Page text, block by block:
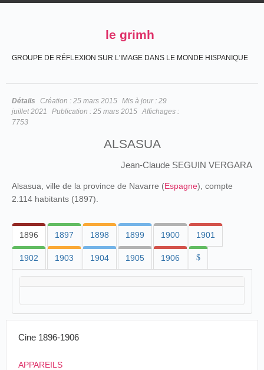
le grimh
GROUPE DE RÉFLEXION SUR L'IMAGE DANS LE MONDE HISPANIQUE
Détails Création : 25 mars 2015 Mis à jour : 29
juillet 2021
Publication : 25 mars 2015 Affichages :
7753
ALSASUA
Jean-Claude SEGUIN VERGARA
Alsasua, ville de la province de Navarre (Espagne), compte
2.114 habitants (1897).
1896 1897 1898 1899 1900 1901
1902 1903 1904 1905 1906 $
Cine 1896-1906
APPAREILS